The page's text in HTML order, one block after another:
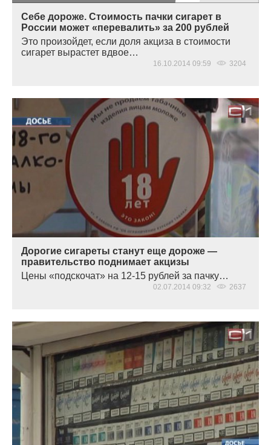
Себе дороже. Стоимость пачки сигарет в
России может «перевалить» за 200 рублей
Это произойдет, если доля акциза в стоимости
сигарет вырастет вдвое…
16.10.2014 09:59 3204
Дорогие сигареты станут еще дороже —
правительство поднимает акцизы
Цены «подскочат» на 12-15 рублей за пачку…
02.07.2014 09:32 2637